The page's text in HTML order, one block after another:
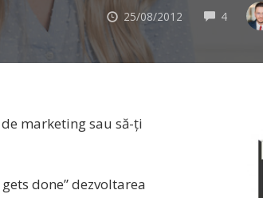
25/08/2012 4
marketing sau să-ți
done” dezvoltarea